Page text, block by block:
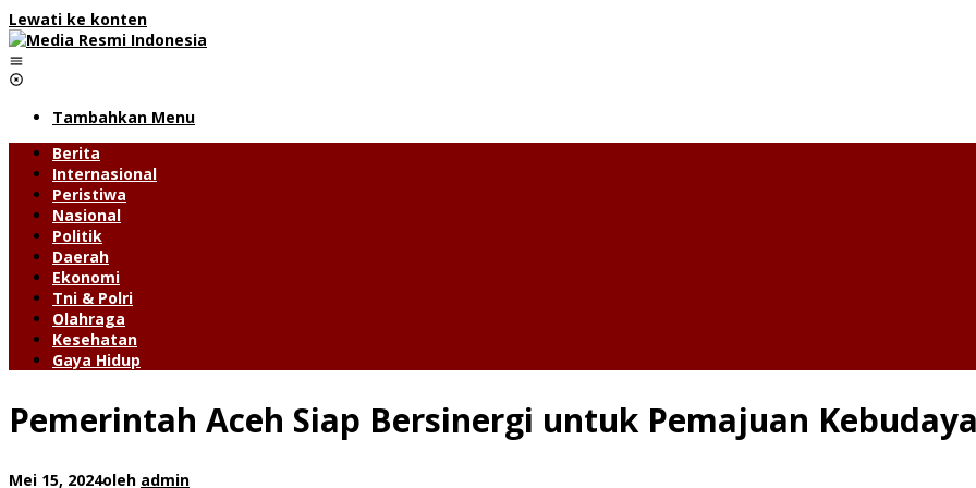
Lewati ke konten
Tambahkan Menu
Berita
Internasional
Peristiwa
Nasional
Politik
Daerah
Ekonomi
Tni & Polri
Olahraga
Kesehatan
Gaya Hidup
Pemerintah Aceh Siap Bersinergi untuk Pemajuan
Mei 15, 2024oleh admin